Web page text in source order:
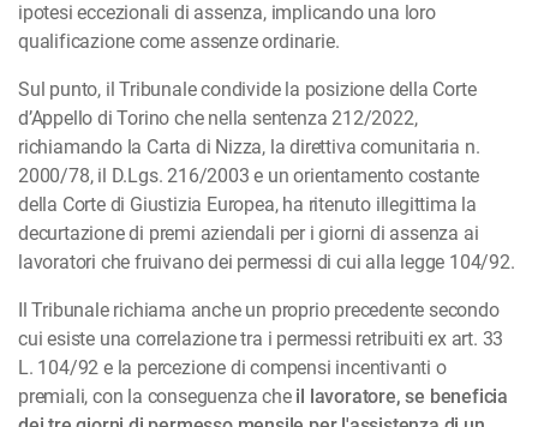
ipotesi eccezionali di assenza, implicando una loro
qualificazione come assenze ordinarie.
Sul punto, il Tribunale condivide la posizione della Corte
d’Appello di Torino che nella sentenza 212/2022,
richiamando la Carta di Nizza, la direttiva comunitaria n.
2000/78, il D.Lgs. 216/2003 e un orientamento costante
della Corte di Giustizia Europea, ha ritenuto illegittima la
decurtazione di premi aziendali per i giorni di assenza ai
lavoratori che fruivano dei permessi di cui alla legge 104/92.
Il Tribunale richiama anche un proprio precedente secondo
cui esiste una correlazione tra i permessi retribuiti ex art. 33
L. 104/92 e la percezione di compensi incentivanti o
premiali, con la conseguenza cheil lavoratore, se beneficia